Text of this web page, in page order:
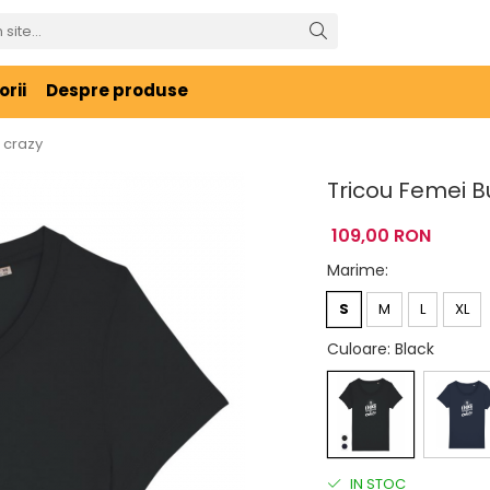
Despre produse
crazy
Tricou Femei
109,00 RON
Marime:
S M L XL
Culoare: Black
IN STOC